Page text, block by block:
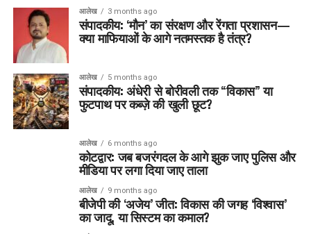
आलेख 3 months ago
संपादकीय: ‘मौन’ का संरक्षण और रेंगता प्रशासन—
क्या माफियाओं के आगे नतमस्तक है तंत्र?
आलेख 5 months ago
संपादकीय: अंधेरी से बोरीवली तक “विकास” या
फुटपाथ पर कब्ज़े की खुली छूट?
आलेख 6 months ago
कोटद्वार: जब बजरंगदल के आगे झुक जाए पुलिस और
मीडिया पर लगा दिया जाए ताला
आलेख 9 months ago
बीजेपी की ‘अजेय’ जीत: विकास की जगह ‘विश्वास’
का जादू, या सिस्टम का कमाल?